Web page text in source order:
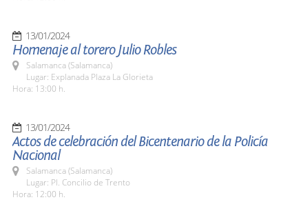
13/01/2024
Homenaje al torero Julio Robles
Salamanca (Salamanca)
Lugar: Explanada Plaza La Glorieta
Hora: 13:00 h.
13/01/2024
Actos de celebración del Bicentenario de la Policía
Nacional
Salamanca (Salamanca)
Lugar: Pl. Concilio de Trento
Hora: 12:00 h.